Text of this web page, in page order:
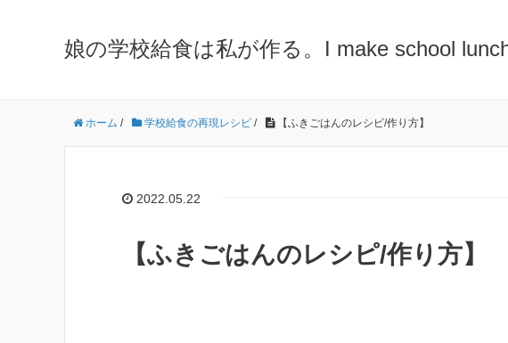
娘の学校給食は私が作る。I make school
ホーム / 学校給食の再現レシピ / 【ふきごはんのレシピ/作り方】
2022.05.22
【ふきごはんのレシピ/作り方】